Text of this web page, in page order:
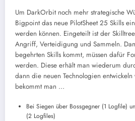
Um DarkOrbit noch mehr strategische
Bigpoint das neue PilotSheet 25 Skills
werden können. Eingeteilt ist der
Angriff, Verteidigung und Sammeln.
begehrten Skills kommt, müssen dafür
werden. Diese erhält man wiederum
dann die neuen Technologien
bekommt man …
Bei Siegen über Bossgegner (1 Logfile)
(2 Logfiles)